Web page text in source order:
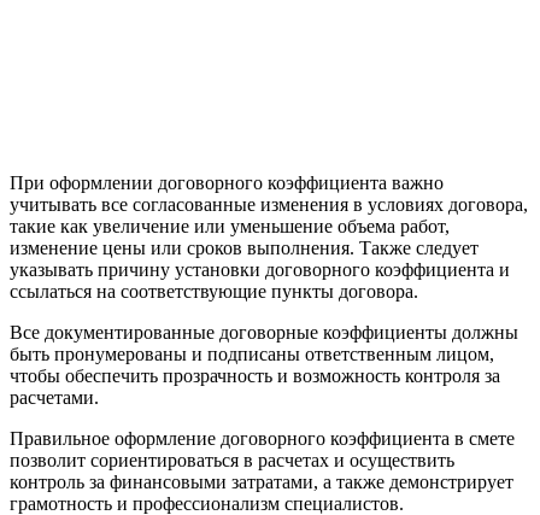
При оформлении договорного коэффициента важно
учитывать все согласованные изменения в условиях договора,
такие как увеличение или уменьшение объема работ,
изменение цены или сроков выполнения. Также следует
указывать причину установки договорного коэффициента и
ссылаться на соответствующие пункты договора.
Все документированные договорные коэффициенты должны
быть пронумерованы и подписаны ответственным лицом,
чтобы обеспечить прозрачность и возможность контроля за
расчетами.
Правильное оформление договорного коэффициента в смете
позволит сориентироваться в расчетах и осуществить
контроль за финансовыми затратами, а также демонстрирует
грамотность и профессионализм специалистов.